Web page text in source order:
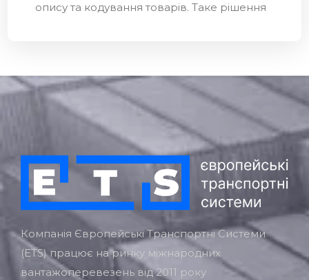
опису та кодування товарів. Таке рішення
Компанія Європейські Транспортні Системи
(ETS) працює на ринку міжнародних
вантажоперевезень від 2011 року